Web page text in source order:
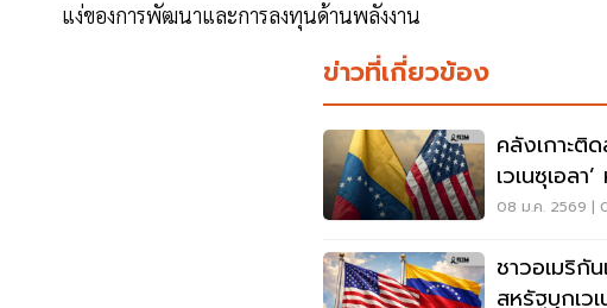
แง่ของการพัฒนาและการลงทุนด้านพลังงาน
ข่าวที่เกี่ยวข้อง
คลังเกาะติ
เวเนซุเอลา
โลก
08 ม.ค. 2569 |
ชาวอเมริกั
สหรัฐบุกเว